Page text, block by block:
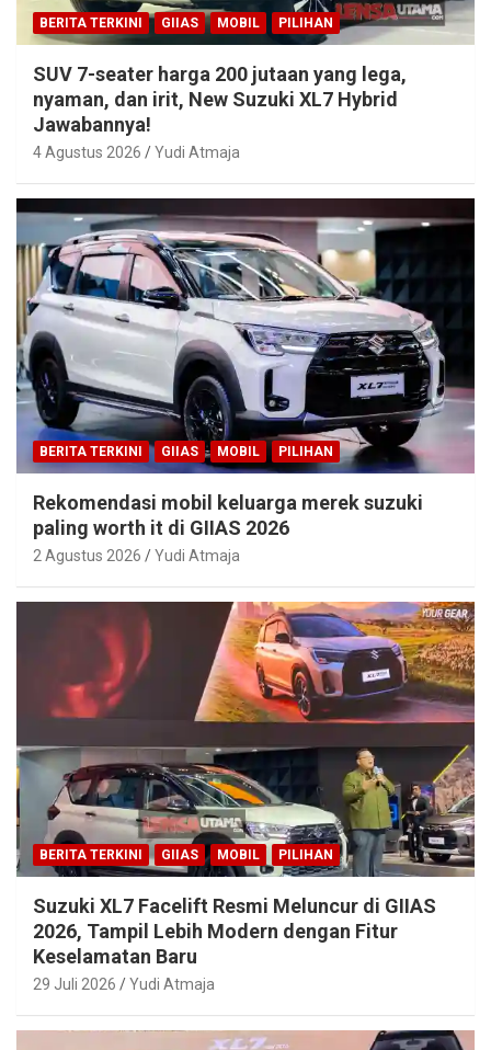
BERITA TERKINI GIIAS MOBIL PILIHAN
SUV 7-seater harga 200 jutaan yang lega,
nyaman, dan irit, New Suzuki XL7 Hybrid
Jawabannya!
4 Agustus 2026 Yudi Atmaja
BERITA TERKINI GIIAS MOBIL PILIHAN
Rekomendasi mobil keluarga merek suzuki
paling worth it di GIIAS 2026
2 Agustus 2026 Yudi Atmaja
BERITA TERKINI GIIAS MOBIL PILIHAN
Suzuki XL7 Facelift Resmi Meluncur di GIIAS
2026, Tampil Lebih Modern dengan Fitur
Keselamatan Baru
29 Juli 2026 Yudi Atmaja